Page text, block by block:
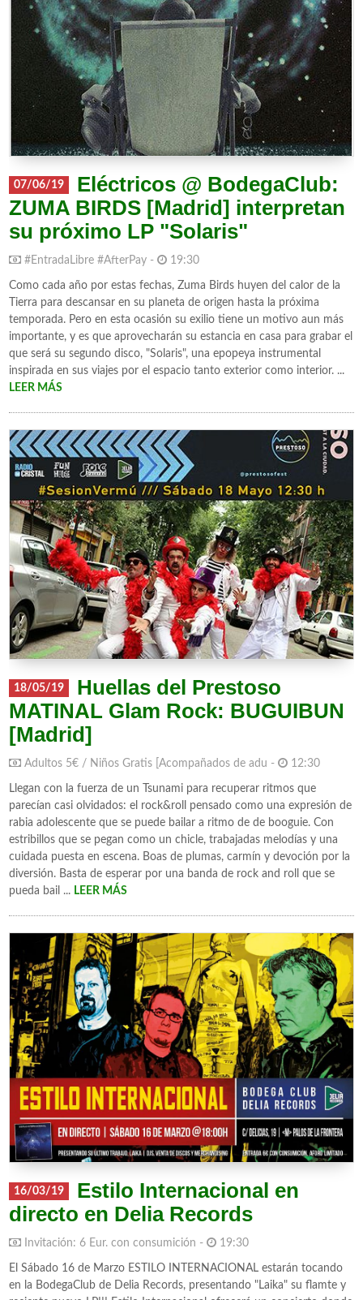
07/06/19
Eléctricos @ BodegaClub:
ZUMA BIRDS [Madrid] interpretan
su próximo LP "Solaris"
#EntradaLibre #AfterPay - 19:30
Como cada año por estas fechas, Zuma Birds huyen del calor de la
Tierra para descansar en su planeta de origen hasta la próxima
temporada. Pero en esta ocasión su exilio tiene un motivo aun más
importante, y es que aprovecharán su estancia en casa para grabar el
que será su segundo disco, "Solaris", una epopeya instrumental
inspirada en sus viajes por el espacio tanto exterior como interior. ...
LEER MÁS
18/05/19
Huellas del Prestoso
MATINAL Glam Rock: BUGUIBUN
[Madrid]
Adultos 5€ / Niños Gratis [Acompañados de adu - 12:30
Llegan con la fuerza de un Tsunami para recuperar ritmos que
parecían casi olvidados: el rock&roll pensado como una expresión de
rabia adolescente que se puede bailar a ritmo de de booguie. Con
estribillos que se pegan como un chicle, trabajadas melodías y una
cuidada puesta en escena. Boas de plumas, carmín y devoción por la
diversión. Basta de esperar por una banda de rock and roll que se
pueda bail ... LEER MÁS
16/03/19
Estilo Internacional en
directo en Delia Records
Invitación: 6 Eur. con consumición - 19:30
El Sábado 16 de Marzo ESTILO INTERNACIONAL estarán tocando
en la BodegaClub de Delia Records, presentando "Laika" su flamte y